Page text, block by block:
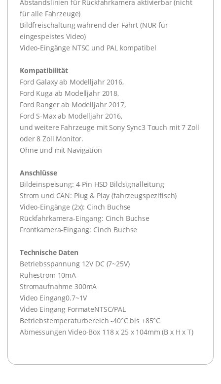
Abstandslinien für Rückfahrkamera aktivierbar (nicht
für alle Fahrzeuge)
Bildfreischaltung während der Fahrt (NUR für
eingespeistes Video)
Video-Eingänge NTSC und PAL kompatibel
Kompatibilität
Ford Galaxy ab Modelljahr 2016,
Ford Kuga ab Modelljahr 2018,
Ford Ranger ab Modelljahr 2017,
Ford S-Max ab Modelljahr 2016,
und weitere Fahrzeuge mit Sony Sync3 Touch mit 7 Zoll
oder 8 Zoll Monitor.
Ohne und mit Navigation
Anschlüsse
Bildeinspeisung: 4-Pin HSD Bildsignalleitung
Strom und CAN: Plug & Play (fahrzeugspezifisch)
Video-Eingänge (2x): Cinch Buchse
Rückfahrkamera-Eingang: Cinch Buchse
Frontkamera-Eingang: Cinch Buchse
Technische Daten
Betriebsspannung 12V DC (7~25V)
Ruhestrom 10mA
Stromaufnahme 300mA
Video Eingang0.7~1V
Video Eingang FormateNTSC/PAL
Betriebstemperaturbereich -40°C bis +85°C
Abmessungen Video-Box 118 x 25 x 104mm (B x H x T)